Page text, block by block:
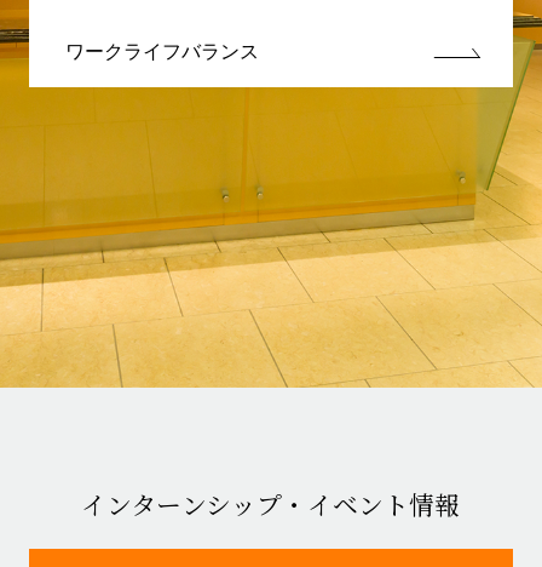
ワークライフバランス
インターンシップ・イベント情報